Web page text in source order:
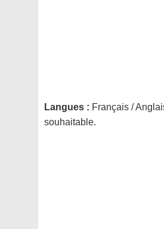
Langues : Français /
souhaitable.